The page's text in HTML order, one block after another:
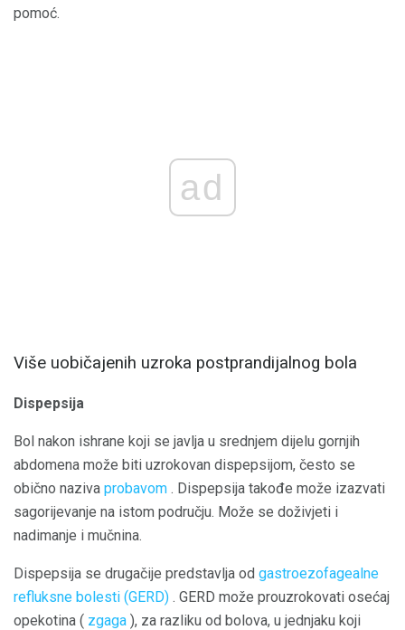
pomoć.
ad
Više uobičajenih uzroka postprandijalnog bola
Dispepsija
Bol nakon ishrane koji se javlja u srednjem dijelu gornjih
abdomena može biti uzrokovan dispepsijom, često se
obično naziva probavom . Dispepsija takođe može izazvati
sagorijevanje na istom području. Može se doživjeti i
nadimanje i mučnina.
Dispepsija se drugačije predstavlja od gastroezofagealne
refluksne bolesti (GERD) . GERD može prouzrokovati osećaj
opekotina ( zgaga ), za razliku od bolova, u jednjaku koji